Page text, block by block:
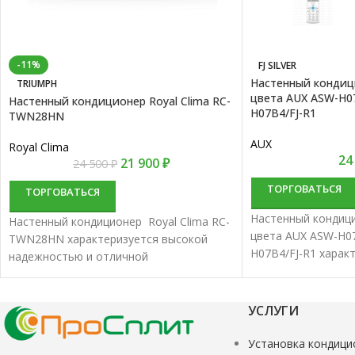
-11%
TRIUMPH
Настенный кондиционер Royal Clima RC-
TWN28HN
Royal Clima
24 500₽ 21 900₽
ТОРГОВАТЬСЯ
Настенный кондиционер Royal Clima RC-
TWN28HN характеризуется высокой
надежностью и отличной
производительностью. Настенные
для кондиционирования небольших и
средних помещений.
FJ SILVER
Настенный
цвета AUX ASW-
H07B4/FJ-R1
AUX
ТОРГОВАТЬСЯ
Настенный
цвета AUX ASW-
H07B4/FJ-R1
сплит-системы
средних
УСЛУГИ
Установка